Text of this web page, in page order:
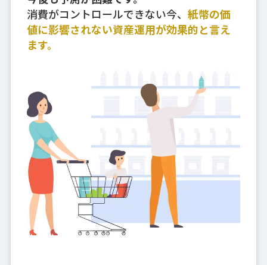
消費がコントロールできない今、 紙幣の価
値に影響されない資産運用が効果的と言え
ます。